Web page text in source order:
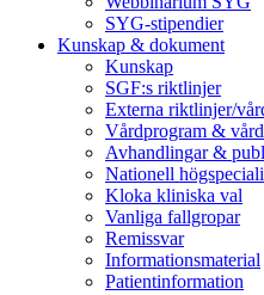
SYG-stipendier
Kunskap & dokument
Kunskap
SGF:s riktlinjer
Externa riktlinjer/
Vårdprogram &
Avhandlingar &
Nationell
Kloka kliniska val
Vanliga fallgropar
Remissvar
Informationsmaterial
Patientinformation